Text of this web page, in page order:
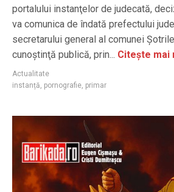
portalului instanţelor de judecată,
va comunica de îndată prefectului
secretarului general al comunei
cunoştinţă publică, prin... Citește mai
Actualitate
instanță, pornografie, primar